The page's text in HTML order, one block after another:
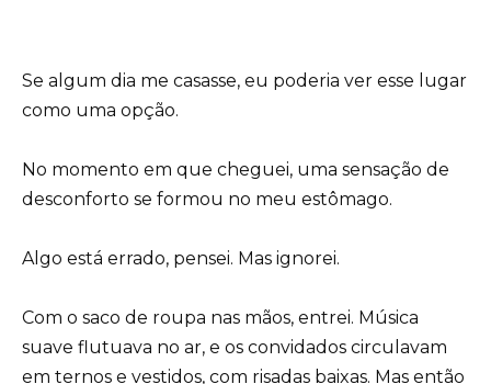
Se algum dia me casasse, eu poderia ver esse lugar
como uma opção.
No momento em que cheguei, uma sensação de
desconforto se formou no meu estômago.
Algo está errado, pensei. Mas ignorei.
Com o saco de roupa nas mãos, entrei. Música
suave flutuava no ar, e os convidados circulavam
em ternos e vestidos, com risadas baixas. Mas então